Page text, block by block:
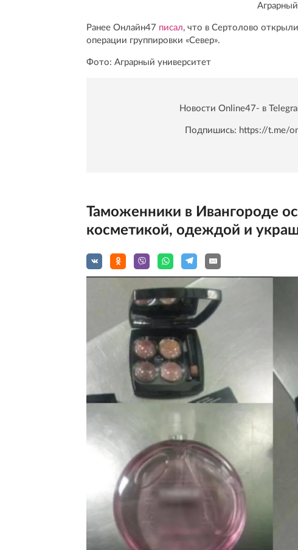
Ранее Онлайн47 писал, что в Сертолово
операции группировки «Север».
Фото: Аграрный университет
Новости Online47- в
Подпишись: https://t.me/
Таможенники в Ивангороде
косметикой, одеждой и